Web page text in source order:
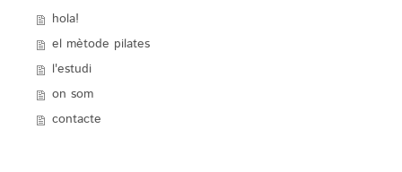
hola!
el mètode pilates
l'estudi
on som
contacte